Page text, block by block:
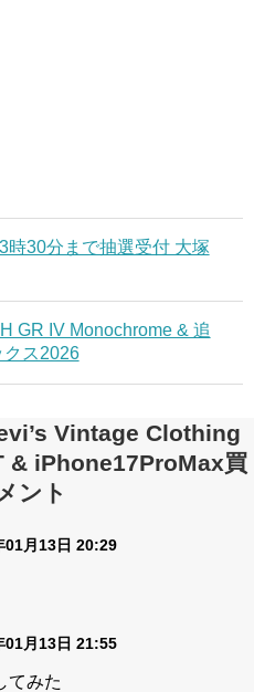
時30分まで抽選受付 大塚
GR IV Monochrome & 追
クス2026
Vintage Clothing
& iPhone17ProMax買
ント
01月13日 20:29
01月13日 21:55
てみた